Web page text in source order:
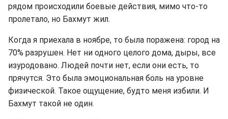
рядом происходили боевые действия, мимо что-то
пролетало, но Бахмут жил.
Когда я приехала в ноябре, то была поражена: город на
70% разрушен. Нет ни одного целого дома, дыры, все
изуродовано. Людей почти нет, если они есть, то
прячутся. Это была эмоциональная боль на уровне
физической. Такое ощущение, будто меня избили. И
Бахмут такой не один.